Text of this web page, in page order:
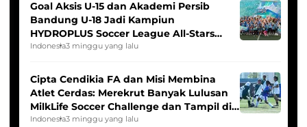
Goal Aksis U-15 dan Akademi Persib
Bandung U-18 Jadi Kampiun
HYDROPLUS Soccer League All-Stars
2025/2026
Indonesia3 minggu yang lalu
Cipta Cendikia FA dan Misi Membina
Atlet Cerdas: Merekrut Banyak Lulusan
MilkLife Soccer Challenge dan Tampil di
HYDROPLUS Soccer League
Indonesia3 minggu yang lalu